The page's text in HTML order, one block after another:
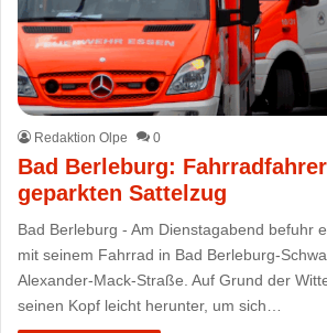
Redaktion Olpe 0
Bad Berleburg:
geparkten Sattelzug
Bad Berleburg - Am Dienstagabend befuhr
mit seinem Fahrrad in Bad Berleburg-
Alexander-Mack-Straße. Auf Grund der
seinen Kopf leicht herunter, um sich…